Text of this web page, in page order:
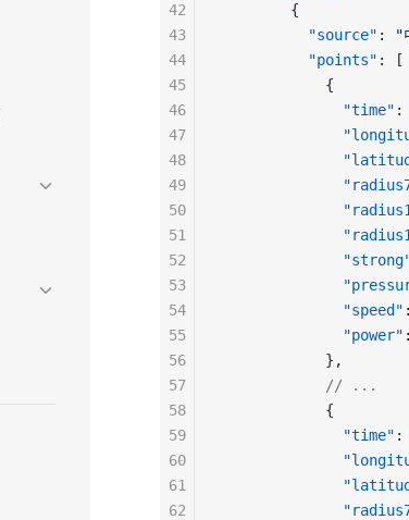
        {
          "source"
: "
          "points"
: [
            {
              "time"
:
              "speed"
              "power"
            },
            // ...
            {
              "time"
:
42
43
44
45
46
47
48
49
50
51
52
53
54
55
56
57
58
59
60
61
62